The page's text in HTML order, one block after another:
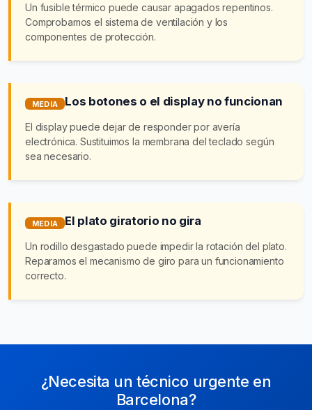
Un fusible térmico puede causar apagados repentinos.
Comprobamos el sistema de ventilación y los
componentes de protección.
MEDIA Los botones o el display no funcionan
El display puede dejar de responder por avería
electrónica. Sustituimos la membrana del teclado según
sea necesario.
MEDIA El plato giratorio no gira
Un rodillo desgastado puede impedir la rotación del plato.
Reparamos el mecanismo de giro para un funcionamiento
correcto.
¿Necesita un técnico urgente en
Barcelona?